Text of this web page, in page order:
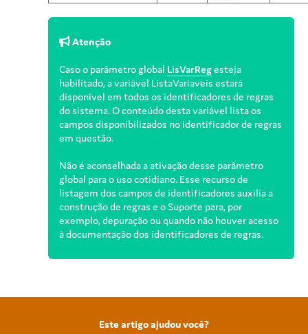
Atenção
Caso o parâmetro global LisVarRegesteja
habilitado, a variável ListaVariaveis estará
disponível em todos os identificadores de regras
do sistema. O conteúdo desta variável lista os
campos disponibilizados no identificador de regras
em questão.
Não é aconselhada a ativação desse parâmetro
global para o uso cotidiano. Esse recurso de
listagem dos campos de identificadores auxilia a
construção de regras e o Suporte para, por
exemplo, depuração ou quando não houver acesso
à documentação dos identificadores de regras.
Este artigo ajudou você?